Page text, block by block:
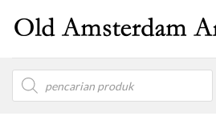
Products
search